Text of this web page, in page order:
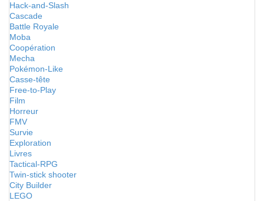
Hack-and-Slash
Cascade
Battle Royale
Moba
Coopération
Mecha
Pokémon-Like
Casse-tête
Free-to-Play
Film
Horreur
FMV
Survie
Exploration
Livres
Tactical-RPG
Twin-stick shooter
City Builder
LEGO